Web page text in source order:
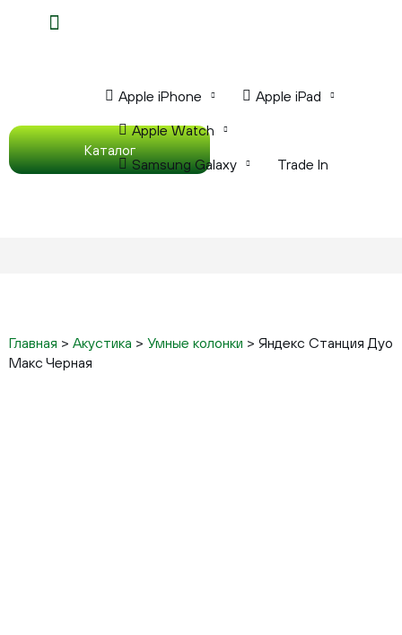
Каталог
Apple iPhone Apple iPad
Apple Watch
Samsung Galaxy Trade In
Главная > Акустика > Умные колонки > Яндекс Станция Дуо
Макс Черная